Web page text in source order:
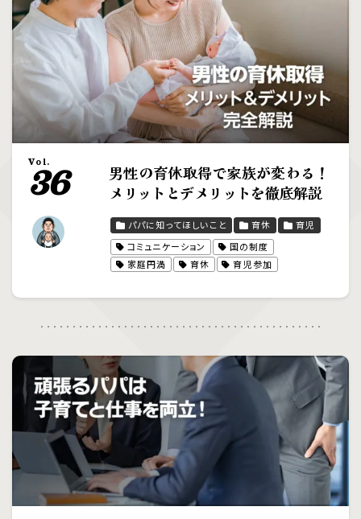
男性の育休取得で家族が変わる！
メリットとデメリットを徹底解説
Vol.
36
パパに知ってほしいこと 育休
育児
コミュニケーション
国の制度
家庭円満
育休 育児参加